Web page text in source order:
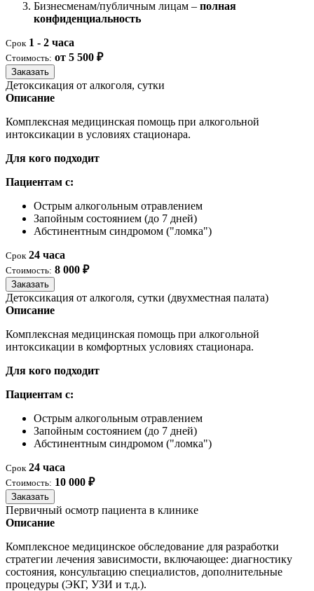
Бизнесменам/публичным лицам – полная
конфиденциальность
Срок 1 - 2 часа
Стоимость: от 5 500 ₽
Заказать
Детоксикация от алкоголя, сутки
Описание
Комплексная медицинская помощь при алкогольной
интоксикации в условиях стационара.
Для кого подходит
Пациентам с:
Острым алкогольным отравлением
Запойным состоянием (до 7 дней)
Абстинентным синдромом ("ломка")
Срок 24 часа
Стоимость: 8 000 ₽
Заказать
Детоксикация от алкоголя, сутки (двухместная палата)
Описание
Комплексная медицинская помощь при алкогольной
интоксикации в комфортных условиях стационара.
Для кого подходит
Пациентам с:
Острым алкогольным отравлением
Запойным состоянием (до 7 дней)
Абстинентным синдромом ("ломка")
Срок 24 часа
Стоимость: 10 000 ₽
Заказать
Первичный осмотр пациента в клинике
Описание
Комплексное медицинское обследование для разработки
стратегии лечения зависимости, включающее: диагностику
состояния, консультацию специалистов, дополнительные
процедуры (ЭКГ, УЗИ и т.д.).